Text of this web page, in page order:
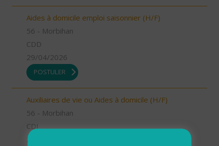
Aides à domicile emploi saisonnier (H/F)
56 - Morbihan
CDD
29/04/2026
POSTULER
Auxiliaires de vie ou Aides à domicile (H/F)
56 - Morbihan
CDI
29/04/2026